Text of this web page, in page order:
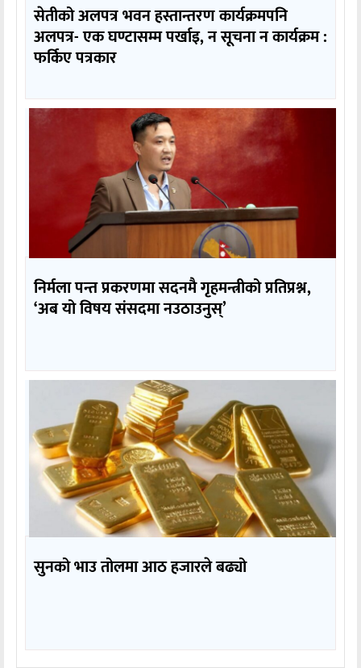
सेतीको अलपत्र भवन हस्तान्तरण कार्यक्रमपनि
अलपत्र- एक घण्टासम्म पर्खाइ, न सूचना न कार्यक्रम :
फर्किए पत्रकार
निर्मला पन्त प्रकरणमा सदनमै गृहमन्त्रीको प्रतिप्रश्न,
‘अब यो विषय संसदमा नउठाउनुस्’
सुनको भाउ तोलमा आठ हजारले बढ्यो